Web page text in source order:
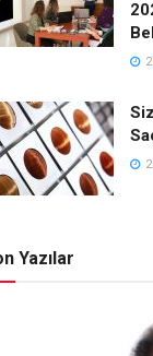
Yazılar